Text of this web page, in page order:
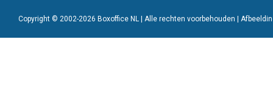
Copyright © 2002-2026 Boxoffice NL | Alle rechten voorbehouden |